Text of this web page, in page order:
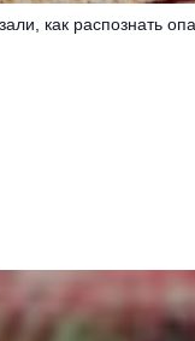
как распознать